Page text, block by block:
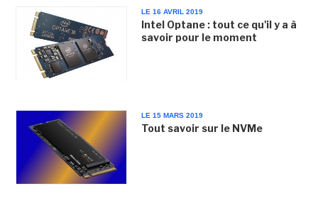
LE 16 AVRIL 2019
Intel Optane : tout ce qu'il y a à
savoir pour le moment
LE 15 MARS 2019
Tout savoir sur le NVMe